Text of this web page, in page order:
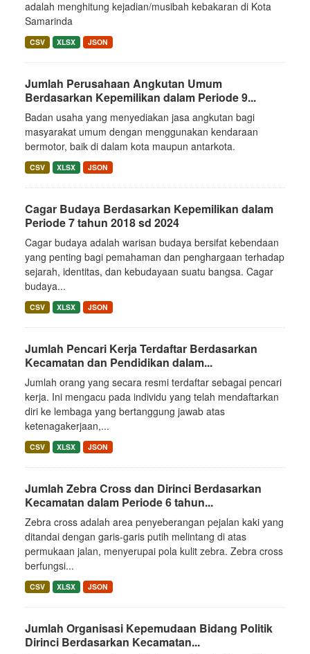
adalah menghitung kejadian/musibah kebakaran di Kota
Samarinda
CSV XLSX JSON
Jumlah Perusahaan Angkutan Umum
Berdasarkan Kepemilikan dalam Periode 9...
Badan usaha yang menyediakan jasa angkutan bagi
masyarakat umum dengan menggunakan kendaraan
bermotor, baik di dalam kota maupun antarkota.
CSV XLSX JSON
Cagar Budaya Berdasarkan Kepemilikan dalam
Periode 7 tahun 2018 sd 2024
Cagar budaya adalah warisan budaya bersifat kebendaan
yang penting bagi pemahaman dan penghargaan terhadap
sejarah, identitas, dan kebudayaan suatu bangsa. Cagar
budaya...
CSV XLSX JSON
Jumlah Pencari Kerja Terdaftar Berdasarkan
Kecamatan dan Pendidikan dalam...
Jumlah orang yang secara resmi terdaftar sebagai pencari
kerja. Ini mengacu pada individu yang telah mendaftarkan
diri ke lembaga yang bertanggung jawab atas
ketenagakerjaan,...
CSV XLSX JSON
Jumlah Zebra Cross dan Dirinci Berdasarkan
Kecamatan dalam Periode 6 tahun...
Zebra cross adalah area penyeberangan pejalan kaki yang
ditandai dengan garis-garis putih melintang di atas
permukaan jalan, menyerupai pola kulit zebra. Zebra cross
berfungsi...
CSV XLSX JSON
Jumlah Organisasi Kepemudaan Bidang Politik
Dirinci Berdasarkan Kecamatan...